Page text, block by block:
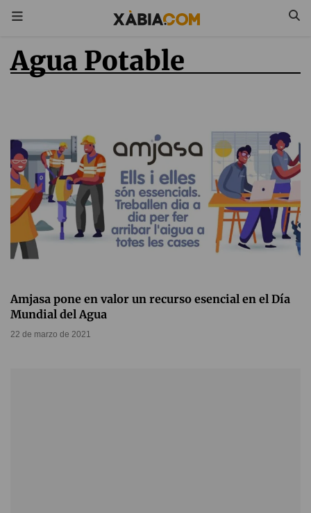
Agua Potable
Amjasa pone en valor un recurso esencial en el Día
Mundial del Agua
22 de marzo de 2021